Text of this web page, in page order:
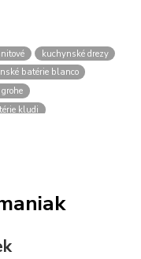
kuchynské drezy
batérie blanco
kludi
kuchynske
steny